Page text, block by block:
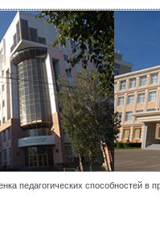
педагогических способностей в